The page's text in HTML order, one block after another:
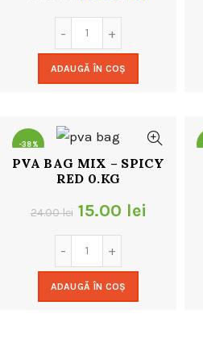
inițial
a
fost:
ADAUGĂ ÎN COȘ
-38%
PVA BAG MIX – SPICY
RED 0.KG
24.00lei Prețul
inițial
a
fost:
15.00 lei
ADAUGĂ ÎN COȘ